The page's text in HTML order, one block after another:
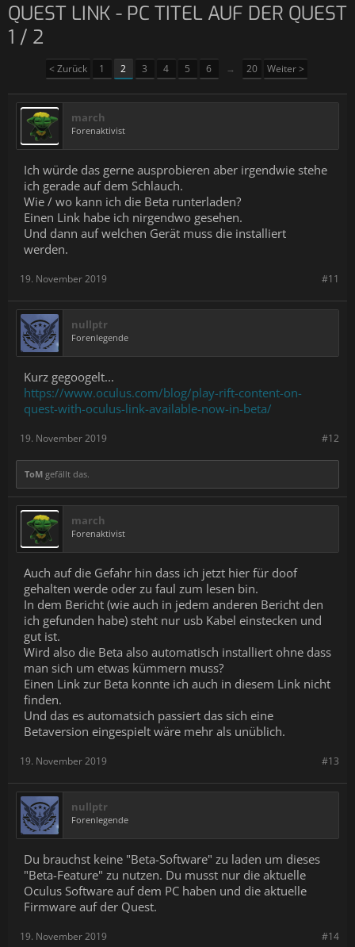
QUEST LINK - PC TITEL AUF DER QUEST
1 / 2
< Zurück 1 2 3 4 5 6 → 20 Weiter >
march
Forenaktivist
Ich würde das gerne ausprobieren aber irgendwie stehe
ich gerade auf dem Schlauch.
Wie / wo kann ich die Beta runterladen?
Einen Link habe ich nirgendwo gesehen.
Und dann auf welchen Gerät muss die installiert
werden.
#11
19. November 2019
nullptr
Forenlegende
Kurz gegoogelt...
https://www.oculus.com/blog/play-rift-content-on-
quest-with-oculus-link-available-now-in-beta/
#12
19. November 2019
ToM gefällt das.
march
Forenaktivist
Auch auf die Gefahr hin dass ich jetzt hier für doof
gehalten werde oder zu faul zum lesen bin.
In dem Bericht (wie auch in jedem anderen Bericht den
ich gefunden habe) steht nur usb Kabel einstecken und
gut ist.
Wird also die Beta also automatisch installiert ohne dass
man sich um etwas kümmern muss?
Einen Link zur Beta konnte ich auch in diesem Link nicht
finden.
Und das es automatsich passiert das sich eine
Betaversion eingespielt wäre mehr als unüblich.
#13
19. November 2019
nullptr
Forenlegende
Du brauchst keine "Beta-Software" zu laden um dieses
"Beta-Feature" zu nutzen. Du musst nur die aktuelle
Oculus Software auf dem PC haben und die aktuelle
Firmware auf der Quest.
#14
19. November 2019